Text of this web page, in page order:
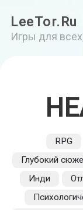
LeeTor.Ru
Игры для
RPG
Глубокий
Инди